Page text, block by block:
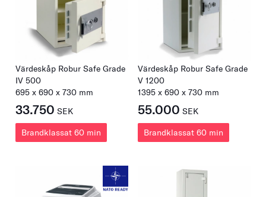
Värdeskåp Robur Safe Grade
IV 500
695 x 690 x 730 mm
33.750 SEK
Brandklassat 60 min
Värdeskåp Robur Safe Grade
V 1200
1395 x 690 x 730 mm
55.000 SEK
Brandklassat 60 min